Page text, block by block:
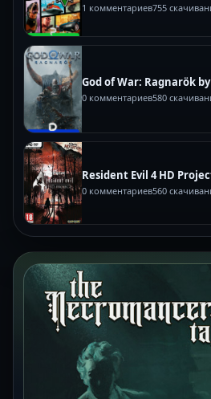
1 комментариев755
God of War: Ragnarök
0 комментариев580
Resident Evil 4 HD
0 комментариев560